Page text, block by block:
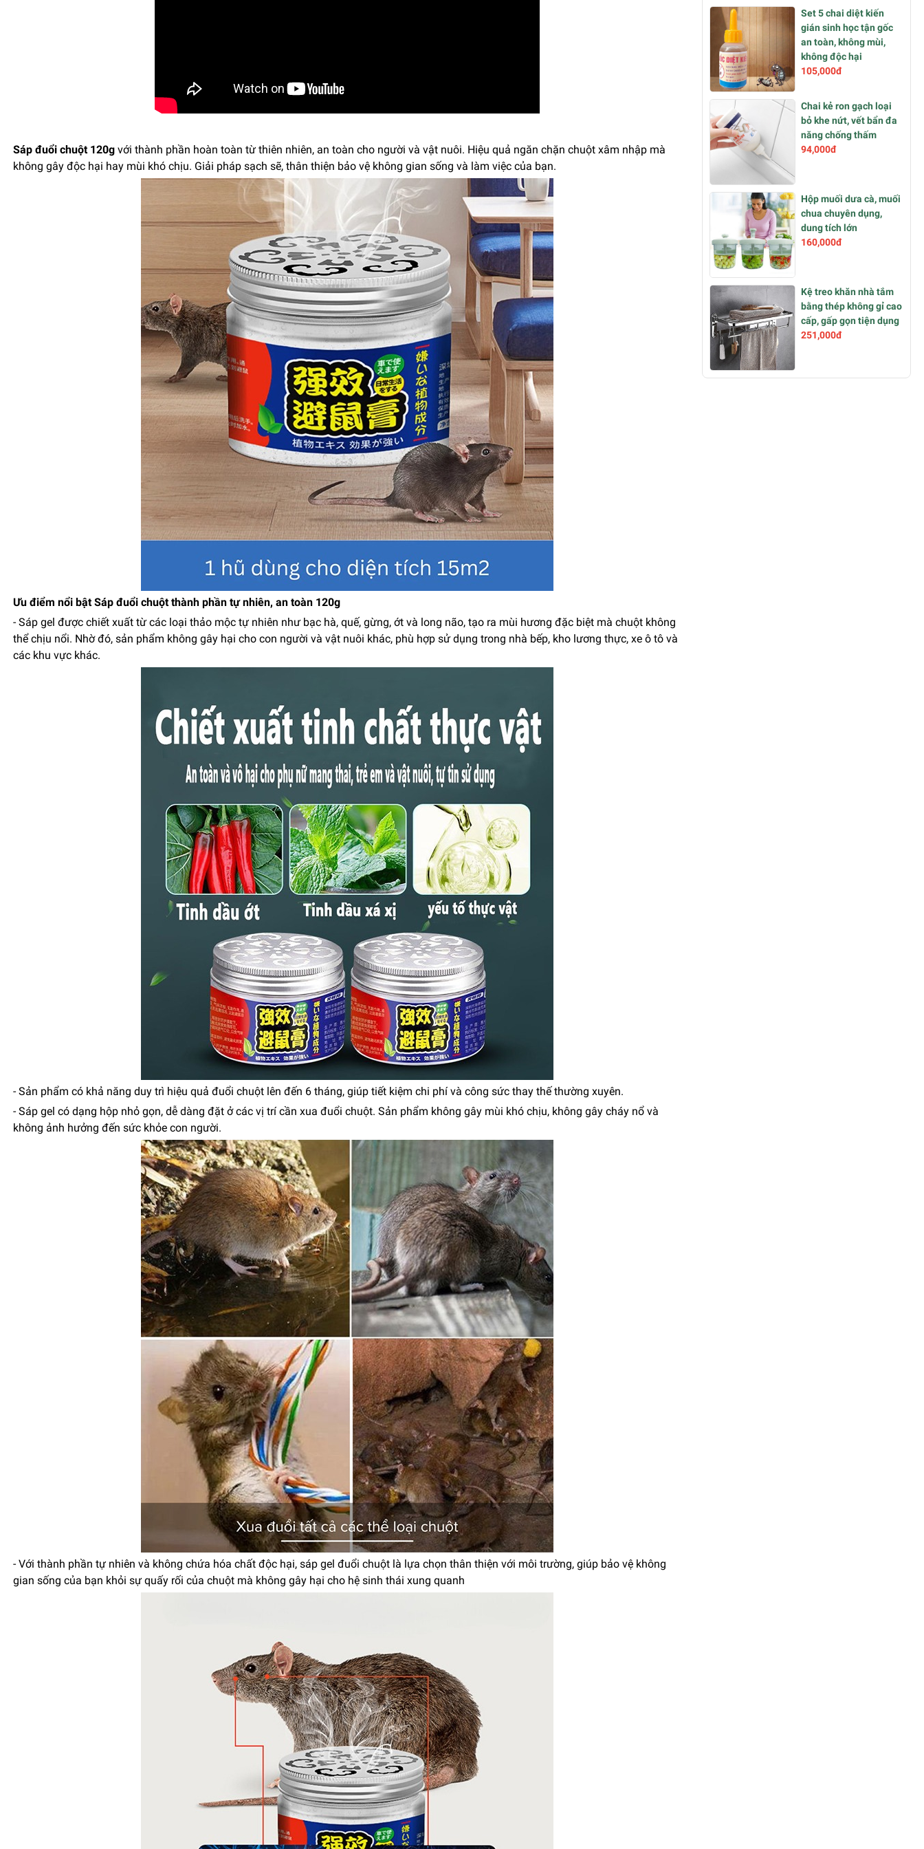
Sáp đuổi chuột 120g với thành phần hoàn toàn từ thiên nhiên, an toàn cho người và vật nuôi. Hiệu quả ngăn chặn chuột xâm nhập mà
không gây độc hại hay mùi khó chịu. Giải pháp sạch sẽ, thân thiện bảo vệ không gian sống và làm việc của bạn.
Ưu điểm nổi bật Sáp đuổi chuột thành phần tự nhiên, an toàn 120g
- Sáp gel được chiết xuất từ các loại thảo mộc tự nhiên như bạc hà, quế, gừng, ớt và long não, tạo ra mùi hương đặc biệt mà chuột không
thể chịu nổi. Nhờ đó, sản phẩm không gây hại cho con người và vật nuôi khác, phù hợp sử dụng trong nhà bếp, kho lương thực, xe ô tô và
các khu vực khác.
- Sản phẩm có khả năng duy trì hiệu quả đuổi chuột lên đến 6 tháng, giúp tiết kiệm chi phí và công sức thay thế thường xuyên.
- Sáp gel có dạng hộp nhỏ gọn, dễ dàng đặt ở các vị trí cần xua đuổi chuột. Sản phẩm không gây mùi khó chịu, không gây cháy nổ và
không ảnh hưởng đến sức khỏe con người.
- Với thành phần tự nhiên và không chứa hóa chất độc hại, sáp gel đuổi chuột là lựa chọn thân thiện với môi trường, giúp bảo vệ không
gian sống của bạn khỏi sự quấy rối của chuột mà không gây hại cho hệ sinh thái xung quanh
Set 5 chai diệt kiến
gián sinh học tận gốc
an toàn, không mùi,
không độc hại
105,000đ
Chai kẻ ron gạch loại
bỏ khe nứt, vết bẩn đa
năng chống thấm
94,000đ
Hộp muối dưa cà, muối
chua chuyên dụng,
dung tích lớn
160,000đ
Kệ treo khăn nhà tắm
bằng thép không gỉ cao
cấp, gấp gọn tiện dụng
251,000đ